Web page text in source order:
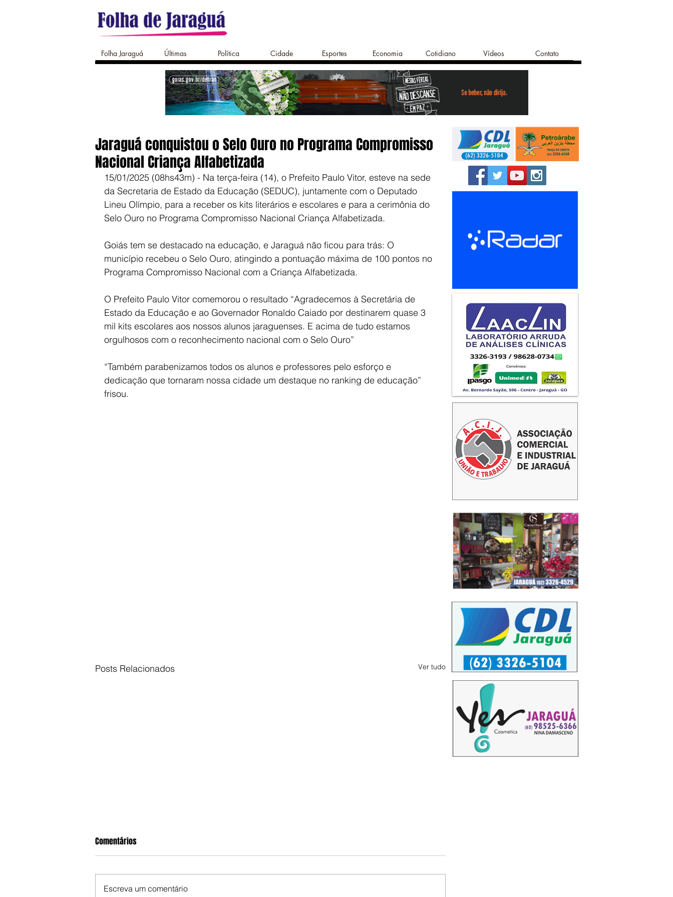
Folha Jaraguá Últimas Política Cidade Esportes Economia Cotidiano Vídeos Contato
Jaraguá conquistou o Selo Ouro no Programa Compromisso
Nacional Criança Alfabetizada
15/01/2025 (08hs43m) - Na terça-feira (14), o Prefeito Paulo Vitor, esteve na sede
da Secretaria de Estado da Educação (SEDUC), juntamente com o Deputado
Lineu Olímpio, para a receber os kits literários e escolares e para a cerimônia do
Selo Ouro no Programa Compromisso Nacional Criança Alfabetizada.
Goiás tem se destacado na educação, e Jaraguá não ficou para trás: O
município recebeu o Selo Ouro, atingindo a pontuação máxima de 100 pontos no
Programa Compromisso Nacional com a Criança Alfabetizada.
O Prefeito Paulo Vitor comemorou o resultado “Agradecemos à Secretária de
Estado da Educação e ao Governador Ronaldo Caiado por destinarem quase 3
mil kits escolares aos nossos alunos jaraguenses. E acima de tudo estamos
orgulhosos com o reconhecimento nacional com o Selo Ouro”
“Também parabenizamos todos os alunos e professores pelo esforço e
dedicação que tornaram nossa cidade um destaque no ranking de educação”
frisou.
Posts Relacionados Ver tudo
Comentários
Escreva um comentário